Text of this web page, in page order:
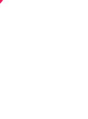
информации